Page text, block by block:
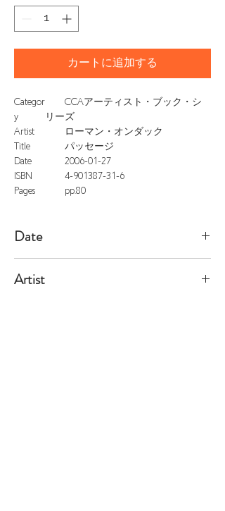
カートに追加する
Categor
y
CCAアーティスト・ブック・シ
リーズ
Artist
ローマン・オンダック
Title
パッセージ
Date
2006-01-27
ISBN
4-901387-31-6
Pages
pp.80
Date
Artist